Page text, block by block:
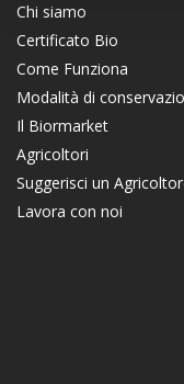
Chi siamo
Certificato Bio
Come Funziona
Modalità di
Il Biormarket
Agricoltori
Suggerisci un
Lavora con noi